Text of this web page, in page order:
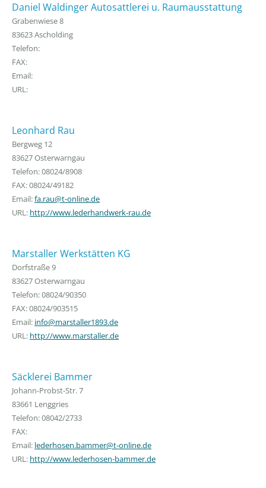
Daniel Waldinger Autosattlerei u. Raumausstattung
Grabenwiese 8
83623 Ascholding
Telefon:
FAX:
Email:
URL:
Leonhard Rau
Bergweg 12
83627 Osterwarngau
Telefon: 08024/8908
FAX: 08024/49182
Email:fa.rau@t-online.de
URL: http://www.lederhandwerk-rau.de
Marstaller Werkstätten KG
Dorfstraße 9
83627 Osterwarngau
Telefon: 08024/90350
FAX: 08024/903515
Email: info@marstaller1893.de
URL: http://www.marstaller.de
Säcklerei Bammer
Johann-Probst-Str. 7
83661 Lenggries
Telefon: 08042/2733
FAX:
Email: lederhosen.bammer@t-online.de
URL: http://www.lederhosen-bammer.de